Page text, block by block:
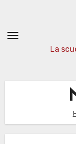
contenuto
La